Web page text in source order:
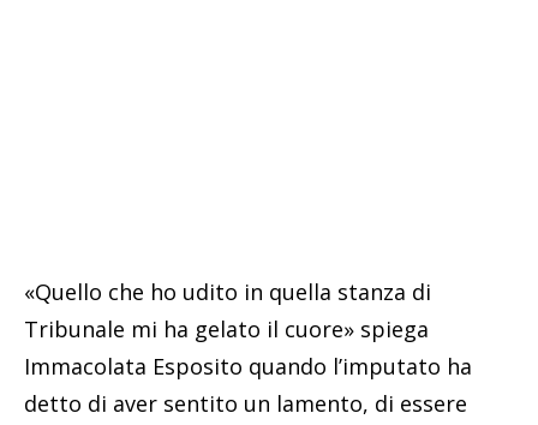
«Quello che ho udito in quella stanza di
Tribunale mi ha gelato il cuore» spiega
Immacolata Esposito quando l’imputato ha
detto di aver sentito un lamento, di essere